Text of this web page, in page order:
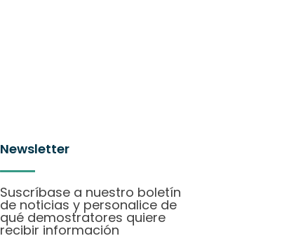
Newsletter
Suscríbase a nuestro boletín
de noticias y personalice de
qué demostratores quiere
recibir información